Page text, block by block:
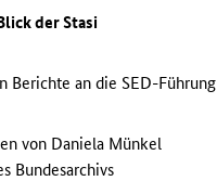
der Stasi
Berichte an die SED-Führung
von Daniela Münkel
Bundesarchivs